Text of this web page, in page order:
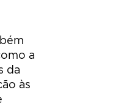
a
da
às